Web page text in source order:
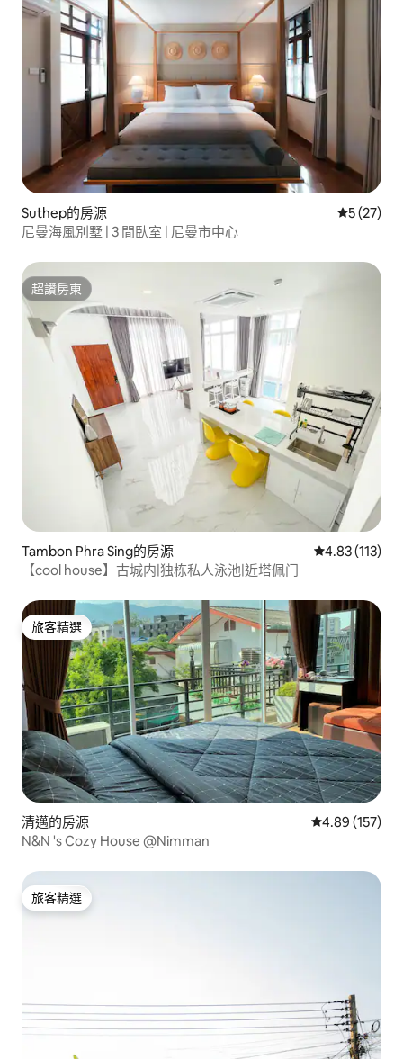
Suthep的房源 從 27 則評
5 (27)
尼曼海風別墅 | 3 間臥室 | 尼曼市中心
超讚房東
超讚房東
Tambon Phra Sing的房源 從 113 則評價
4.83 (113)
【cool house】古城内|独栋私人泳池|近塔佩门
旅客精選
旅客精選
清邁的房源 從 157 則評價
4.89 (157)
N&N 's Cozy House @Nimman
旅客精選
旅客精選